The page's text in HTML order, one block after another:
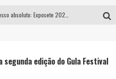
segunda edição do Gula Festival